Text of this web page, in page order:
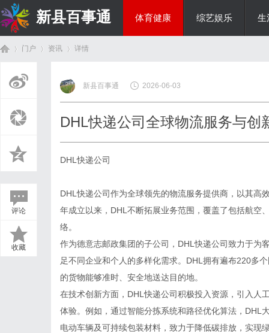
新县百事通 体育健康 综艺娱乐 生
门户 资讯
›
详情
评论
收藏
新县百事通 2026-06-03
DHL快递公司全球物流服务与创
DHL快递公司
DHL快递公司作为全球领先的物流服务提供商，以其高
年成立以来，DHL不断拓展业务范围，覆盖了包括航空
络。
作为德意志邮政集团的子公司，DHL快递公司致力于为
足不同企业和个人的多样化需求。DHL拥有遍布220多
的货物能够准时、安全地送达目的地。
在技术创新方面，DHL快递公司积极投入资源，引入人
体验。例如，通过智能分拣系统和路径优化算法，DHL
电动车辆及可持续包装材料，致力于降低碳排放，实现